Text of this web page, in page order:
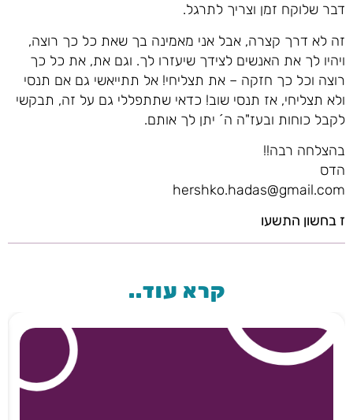
דבר שלוקח זמן וצריך לתרגל.
זה לא דרך קצרה, אבל אני מאמינה בך שאת כל כך רוצה,
ויהיו לך את האנשים לצידך שיעזרו לך. וגם את, את כל כך
רוצה וכל כך חזקה – את תצליחי! אל תתייאשי גם אם תנסי
ולא תצליחי, אז תנסי שוב! כדאי שתתפללי גם על זה, תבקשי
לקבל כוחות ובעז"ה ה´ יתן לך אותם.
בהצלחה רבה!!
הדס
hershko.hadas@gmail.com
ז בחשון התשעו
קרא עוד..